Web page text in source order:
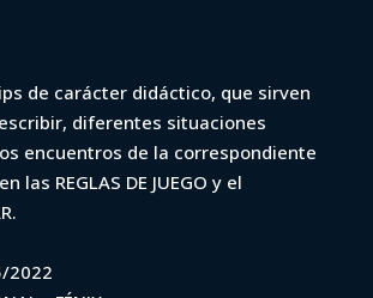
2022 - Nacional vs
32)
para ver
de carácter didáctico, que sirven
diferentes situaciones
encuentros de la correspondiente
las REGLAS DE JUEGO y el
2022